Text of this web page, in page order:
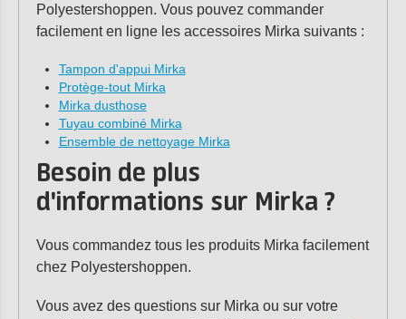
Polyestershoppen. Vous pouvez commander
facilement en ligne les accessoires Mirka suivants :
Tampon d'appui Mirka
Protège-tout Mirka
Mirka dusthose
Tuyau combiné Mirka
Ensemble de nettoyage Mirka
Besoin de plus
d'informations sur Mirka ?
Vous commandez tous les produits Mirka facilement
chez Polyestershoppen.
Vous avez des questions sur Mirka ou sur votre